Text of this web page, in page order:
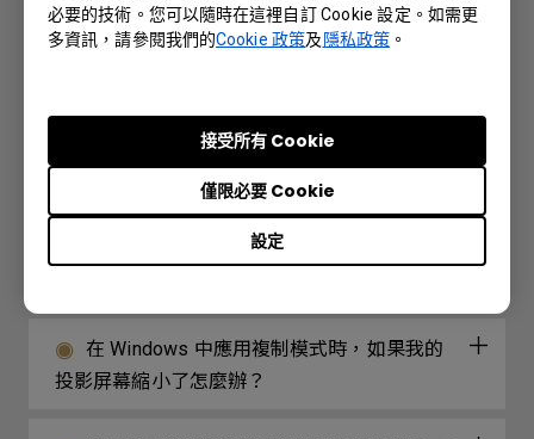
必要的技術。您可以隨時在這裡自訂 Cookie 設定。如需更
多資訊，請參閱我們的Cookie 政策及 隱私政策。
設定
僅限必要 Cookie
接受所有 Cookie
我的遙控器無法使用，該如何解決？
如果Adobe Flash支持在2020年12月結束時
終止，則Crestron網絡接口將在此之後不再起作
用。 有什麼解決辦法嗎？
在觀看藍光 3D 影片時，如何避免 DLP Link
在 Windows 中應用複制模式時，如果我的
投影屏幕縮小了怎麼辦？